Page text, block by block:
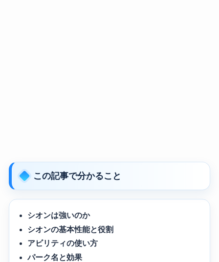
この記事で分かること
シオンは強いのか
シオンの基本性能と役割
アビリティの使い方
パーク名と効果